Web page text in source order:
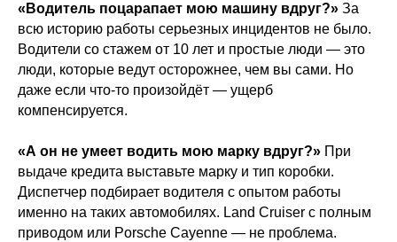
«Водитель поцарапает мою машину вдруг?» За
всю историю работы серьезных инцидентов не было.
Водители со стажем от 10 лет и простые люди — это
люди, которые ведут осторожнее, чем вы сами. Но
даже если что-то произойдёт — ущерб
компенсируется.
«А он не умеет водить мою марку вдруг?» При
выдаче кредита выставьте марку и тип коробки.
Диспетчер подбирает водителя с опытом работы
именно на таких автомобилях. Land Cruiser с полным
приводом или Porsche Cayenne — не проблема.